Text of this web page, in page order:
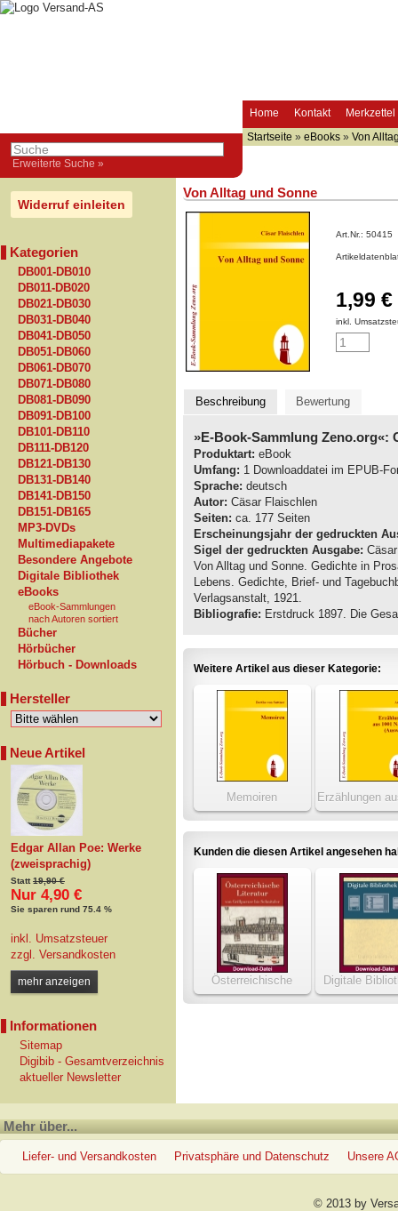
Home Kontakt Merkzettel
Erweiterte Suche »
Startseite » eBooks » Von
Widerruf einleiten
Kategorien
DB001-DB010
DB011-DB020
DB021-DB030
DB031-DB040
DB041-DB050
DB051-DB060
DB061-DB070
DB071-DB080
DB081-DB090
DB091-DB100
DB101-DB110
DB111-DB120
DB121-DB130
DB131-DB140
DB141-DB150
DB151-DB165
MP3-DVDs
Multimediapakete
Besondere Angebote
Digitale Bibliothek
eBooks
eBook-Sammlungen
nach Autoren sortiert
Bücher
Hörbücher
Hörbuch - Downloads
Hersteller
Neue Artikel
Edgar Allan Poe: Werke
(zweisprachig)
Statt19,90 €
Nur 4,90 €
Sie sparen rund 75.4 %
inkl. Umsatzsteuer
zzgl. Versandkosten
mehr anzeigen
Informationen
Sitemap
Digibib - Gesamtverzeichnis
aktueller Newsletter
Von Alltag und Sonne
Art.Nr.: 50415
1,99 €
inkl.
Beschreibung Bewertung
»E-Book-Sammlung Zeno.org«:
Produktart: eBook
Umfang: 1 Downloaddatei im EPUB-
Sprache: deutsch
Autor: Cäsar Flaischlen
Seiten: ca. 177 Seiten
Erscheinungsjahr der gedruckten
Sigel der gedruckten Ausgabe:
Von Alltag und Sonne. Gedichte in
Lebens. Gedichte, Brief- und
Verlagsanstalt, 1921.
Bibliografie: Erstdruck 1897. Die
Weitere Artikel aus dieser Kategorie:
Memoiren
Erzählungen
Nacht
Kunden die diesen Artikel angesehen
Österreichische
Literatur von
Digitale
Mehr über...
Liefer- und Versandkosten Privatsphäre und Datenschutz Unsere
© 2013 by